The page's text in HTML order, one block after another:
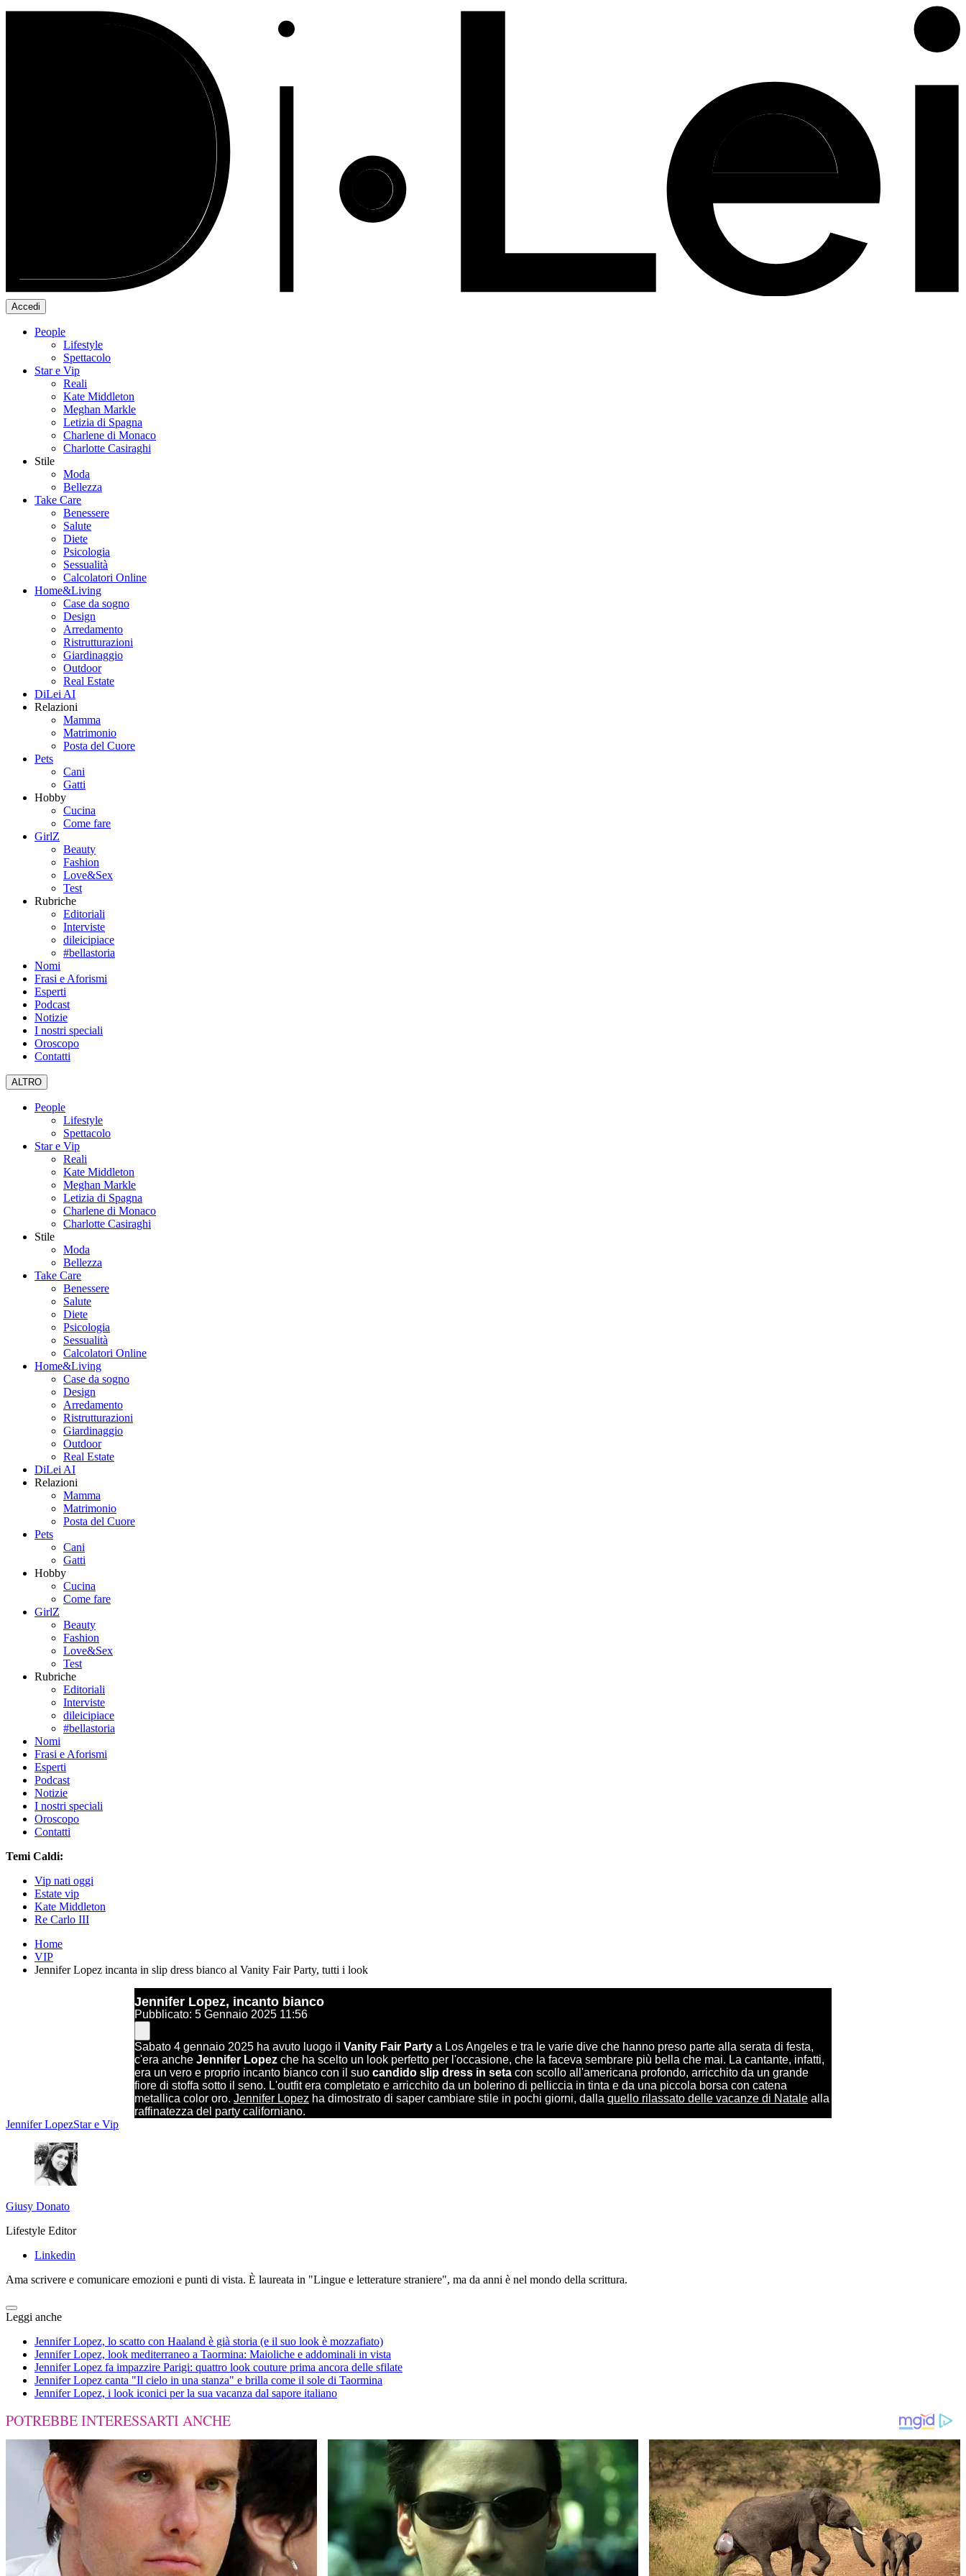
Accedi
People
Lifestyle
Spettacolo
Star e Vip
Reali
Kate Middleton
Meghan Markle
Letizia di Spagna
Charlene di Monaco
Charlotte Casiraghi
Stile
Moda
Bellezza
Take Care
Benessere
Salute
Diete
Psicologia
Sessualità
Calcolatori Online
Home&Living
Case da sogno
Design
Arredamento
Ristrutturazioni
Giardinaggio
Outdoor
Real Estate
DiLei AI
Relazioni
Mamma
Matrimonio
Posta del Cuore
Pets
Cani
Gatti
Hobby
Cucina
Come fare
GirlZ
Beauty
Fashion
Love&Sex
Test
Rubriche
Editoriali
Interviste
dileicipiace
#bellastoria
Nomi
Frasi e Aforismi
Esperti
Podcast
Notizie
I nostri speciali
Oroscopo
Contatti
ALTRO
People
Lifestyle
Spettacolo
Star e Vip
Reali
Kate Middleton
Meghan Markle
Letizia di Spagna
Charlene di Monaco
Charlotte Casiraghi
Stile
Moda
Bellezza
Take Care
Benessere
Salute
Diete
Psicologia
Sessualità
Calcolatori Online
Home&Living
Case da sogno
Design
Arredamento
Ristrutturazioni
Giardinaggio
Outdoor
Real Estate
DiLei AI
Relazioni
Mamma
Matrimonio
Posta del Cuore
Pets
Cani
Gatti
Hobby
Cucina
Come fare
GirlZ
Beauty
Fashion
Love&Sex
Test
Rubriche
Editoriali
Interviste
dileicipiace
#bellastoria
Nomi
Frasi e Aforismi
Esperti
Podcast
Notizie
I nostri speciali
Oroscopo
Contatti
Temi Caldi:
Vip nati oggi
Estate vip
Kate Middleton
Re Carlo III
Home
VIP
Jennifer Lopez incanta in slip dress bianco al Vanity Fair Party, tutti i look
Jennifer Lopez, incanto bianco
Pubblicato: 5 Gennaio 2025 11:56
Sabato 4 gennaio 2025 ha avuto luogo il Vanity Fair Party a Los Angeles e tra le varie dive che hanno preso parte alla serata di festa,
c'era anche Jennifer Lopez che ha scelto un look perfetto per l'occasione, che la faceva sembrare più bella che mai. La cantante, infatti,
era un vero e proprio incanto bianco con il suo candido slip dress in seta con scollo all'americana profondo, arricchito da un grande
fiore di stoffa sotto il seno. L'outfit era completato e arricchito da un bolerino di pelliccia in tinta e da una piccola borsa con catena
metallica color oro. Jennifer Lopez ha dimostrato di saper cambiare stile in pochi giorni, dalla quello rilassato delle vacanze di Natale alla
raffinatezza del party californiano.
Jennifer LopezStar e Vip
Giusy Donato
Lifestyle Editor
Linkedin
Ama scrivere e comunicare emozioni e punti di vista. È laureata in "Lingue e letterature straniere", ma da anni è nel mondo della scrittura.
Leggi anche
Jennifer Lopez, lo scatto con Haaland è già storia (e il suo look è mozzafiato)
Jennifer Lopez, look mediterraneo a Taormina: Maioliche e addominali in vista
Jennifer Lopez fa impazzire Parigi: quattro look couture prima ancora delle sfilate
Jennifer Lopez canta "Il cielo in una stanza" e brilla come il sole di Taormina
Jennifer Lopez, i look iconici per la sua vacanza dal sapore italiano